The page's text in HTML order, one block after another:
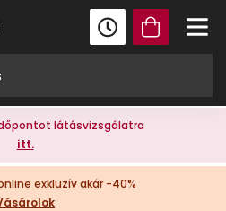
látásvizsgálatra
itt.
exkluzív akár -40%